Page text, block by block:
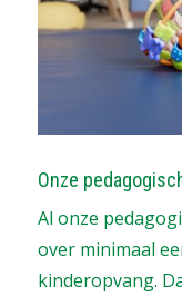
Onze
Al onze
over minimaal
kinderopvang.